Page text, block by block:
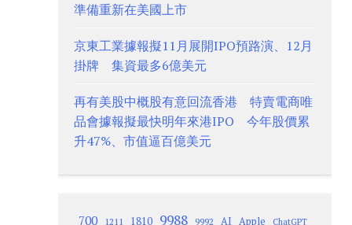
準備重新在美國上市
京東工業據報擬11月展開IPO預路演、12月
掛牌 集資最多6億美元
再有美股中概股有意回流香港 特賣電商唯
品會據報擬最快明年來港IPO 今年股價累
升47%、市值逼百億美元
700 1211 1810 9988 9992 AI Apple ChatGPT